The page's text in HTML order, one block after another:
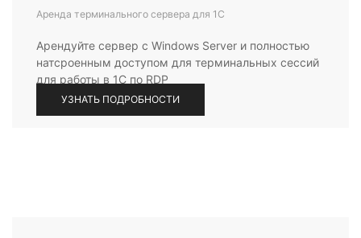
Аренда терминального сервера для 1С
Арендуйте сервер с Windows Server и полностью
натсроенным доступом для терминальных сессий
для работы в 1С по RDP
УЗНАТЬ ПОДРОБНОСТИ